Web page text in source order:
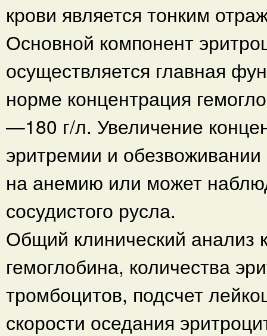
крови является тонким
Основной компонент
осуществляется главная
норме концентрация
—180 г/л. Увеличение
эритремии и
на анемию или может
сосудистого русла.
Общий клинический анализ
гемоглобина, количества
тромбоцитов, подсчет
скорости оседания